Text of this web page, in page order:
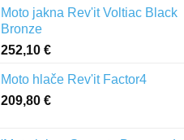
Moto jakna Rev'it Voltiac Black
Bronze
252,10 €
Moto hlače Rev'it Factor4
209,80 €